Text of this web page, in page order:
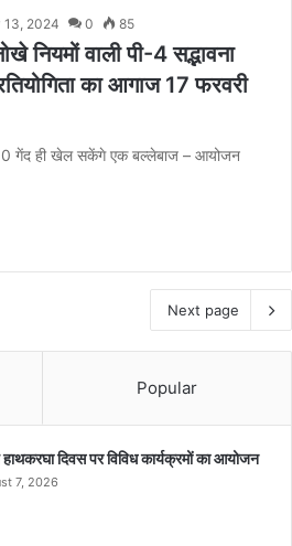
13, 2024 0 85
नियमों वाली पी-4 सद्भावना
का आगाज 17 फरवरी
गेंद ही खेल सकेंगे एक बल्लेबाज – आयोजन
Next page
Popular
हाथकरघा दिवस पर विविध कार्यक्रमों का आयोजन
7, 2026